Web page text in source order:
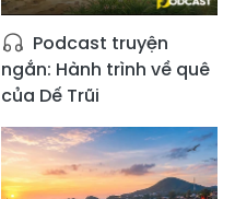
Podcast truyện
ngắn: Hành trình về quê
của Dế Trũi